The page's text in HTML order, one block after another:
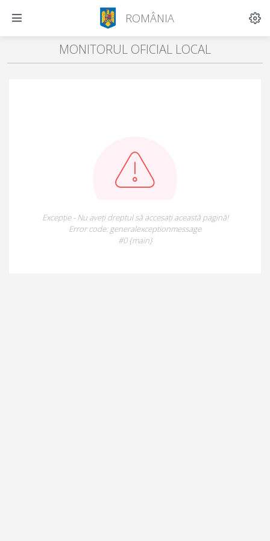
ROMÂNIA
MONITORUL OFICIAL LOCAL
Excepție - Nu aveți dreptul să accesați această pagină!
Error code: generalexceptionmessage
#0 {main}